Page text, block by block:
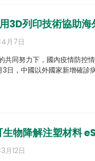
3D列印技術協助海
月7日
共同努力下，國內疫情防控
日，中國以外國家新增確診
生物降解注塑材料
月12日